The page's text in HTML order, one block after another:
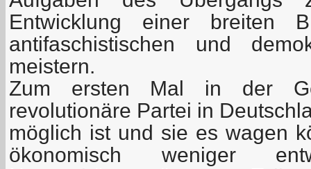
Entwicklung einer breiten
antifaschistischen und
meistern.
Zum ersten Mal in der
revolutionäre Partei in
möglich ist und sie es wagen
ökonomisch weniger